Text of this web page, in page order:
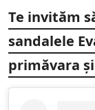
Te invităm
sandalele
primăvara și